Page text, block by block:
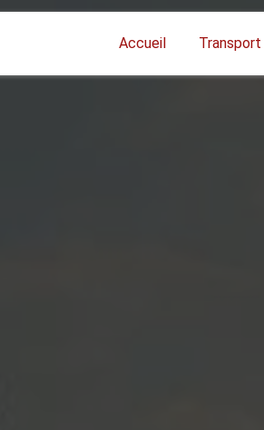
Accueil Transport